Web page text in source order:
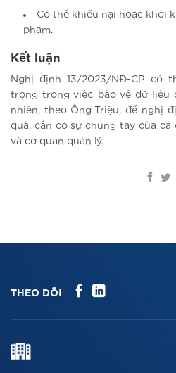
Có thể khiếu nại hoặc khởi
phạm.
Kết luận
Nghị định 13/2023/NĐ-CP có
trọng trong việc bảo vệ dữ liệu
nhiên, theo Ông Triệu, để nghị
quả, cần có sự chung tay của cả
và cơ quan quản lý.
THEO DÕI